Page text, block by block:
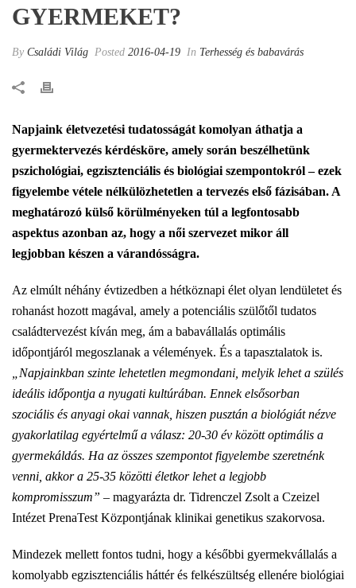
GYERMEKET?
By Családi Világ Posted 2016-04-19 In Terhesség és babavárás
Napjaink életvezetési tudatosságát komolyan áthatja a
gyermektervezés kérdésköre, amely során beszélhetünk
pszichológiai, egzisztenciális és biológiai szempontokról – ezek
figyelembe vétele nélkülözhetetlen a tervezés első fázisában. A
meghatározó külső körülményeken túl a legfontosabb
aspektus azonban az, hogy a női szervezet mikor áll
legjobban készen a várandósságra.
Az elmúlt néhány évtizedben a hétköznapi élet olyan lendületet és
rohanást hozott magával, amely a potenciális szülőtől tudatos
családtervezést kíván meg, ám a babavállalás optimális
időpontjáról megoszlanak a vélemények. És a tapasztalatok is.
„Napjainkban szinte lehetetlen megmondani, melyik lehet a szülés
ideális időpontja a nyugati kultúrában. Ennek elsősorban
szociális és anyagi okai vannak, hiszen pusztán a biológiát nézve
gyakorlatilag egyértelmű a válasz: 20-30 év között optimális a
gyermekáldás. Ha az összes szempontot figyelembe szeretnénk
venni, akkor a 25-35 közötti életkor lehet a legjobb
kompromisszum” – magyarázta dr. Tidrenczel Zsolt a Czeizel
Intézet PrenaTest Központjának klinikai genetikus szakorvosa.
Mindezek mellett fontos tudni, hogy a későbbi gyermekvállalás a
komolyabb egzisztenciális háttér és felkészültség ellenére biológiai